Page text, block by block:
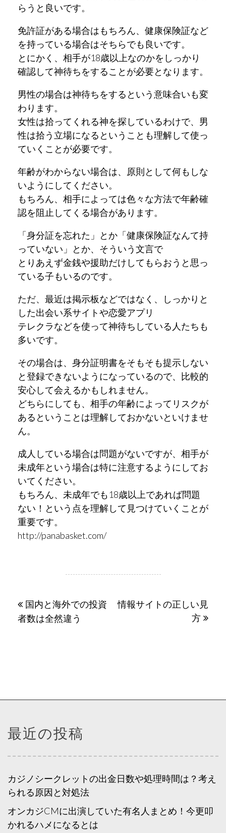
らうと良いです。
免許証がある場合はもちろん、健康保険証など
を持っている場合はそちらでも良いです。
とにかく、相手が18歳以上なのかをしっかり
確認して神待ちをすることが必要となります。
男性の場合は神待ちをするという意味合いも変
わります。
女性は拾ってくれる神を探しているわけで、男
性は拾う立場になるということも理解して使っ
ていくことが必要です。
年齢がわからない場合は、原則として何もしな
いようにしてください。
もちろん、相手によっては色々な方法で年齢確
認を阻止してくる場合があります。
「身分証を忘れた」とか「健康保険証なんて持
っていない」とか、そういう文言で
とりあえず金銭や援助だけしてもらおうと思っ
ている子もいるのです。
ただ、最近は掲示板などではなく、しっかりと
した出会い系サイトや恋愛アプリ
テレクラなどを使って神待ちしている人たちも
多いです。
その場合は、身分証明書をそもそも提示しない
と登録できないようになっているので、比較的
安心して会えるかもしれません。
どちらにしても、相手の年齢によってリスクが
あるということは理解しておかないといけませ
ん。
成人している場合は問題がないですが、相手が
未成年という場合は特に注意するようにしてお
いてください。
もちろん、未成年でも18歳以上であれば問題
ない！という点を理解して見つけていくことが
重要です。
http://panabasket.com/
投
稿
シ
ン
国内と海外での投資
者数は全然違う
情報サイトの正しい見
方
最近の投稿
カジノシークレットの出金日数や処理時間は？考え
られる原因と対処法
オンカジCMに出演していた有名人まとめ！今更叩
かれるハメになるとは